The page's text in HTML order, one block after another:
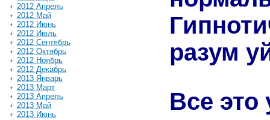
2012 Апрель
2012 Май
2012 Июнь
2012 Июль
2012 Сентябрь
2012 Октябрь
2012 Ноябрь
2012 Декабрь
2013 Январь
2013 Март
2013 Апрель
2013 Май
2013 Июнь
разум
Все это